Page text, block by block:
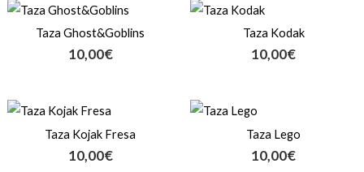
Taza Ghost&Goblins
10,00€
Taza Kodak
10,00€
Taza Kojak Fresa
10,00€
Taza Lego
10,00€